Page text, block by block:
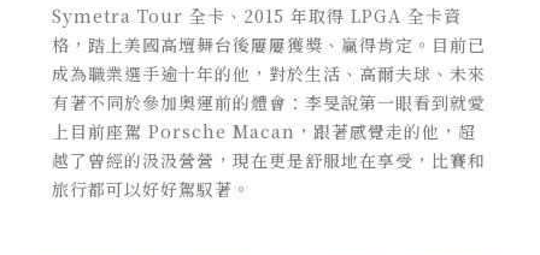
Symetra Tour 全卡、2015 年取得 LPGA 全卡資
格，踏上美國高壇舞台後屢屢獲獎、贏得肯定。目前已
成為職業選手逾十年的他，對於生活、高爾夫球、未來
有著不同於參加奧運前的體會：李旻說第一眼看到就愛
上目前座駕 Porsche Macan，跟著感覺走的他，超
越了曾經的汲汲營營，現在更是舒服地在享受，比賽和
旅行都可以好好駕馭著。